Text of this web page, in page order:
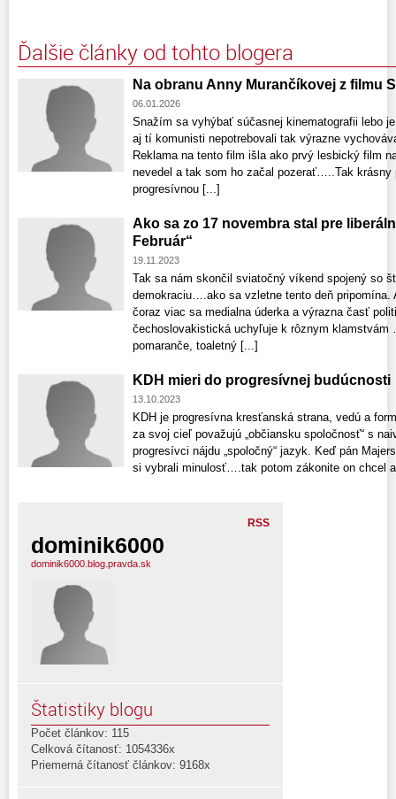
Ďalšie články od tohto blogera
Na obranu Anny Murančíkovej z filmu
06.01.2026
Snažím sa vyhýbať súčasnej kinematografii lebo
aj tí komunisti nepotrebovali tak výrazne
Reklama na tento film išla ako prvý lesbický film
nevedel a tak som ho začal pozerať…..Tak krásny
progresívnou [...]
Ako sa zo 17 novembra stal pre
Február“
19.11.2023
Tak sa nám skončil sviatočný víkend spojený so
demokraciu….ako sa vzletne tento deň
čoraz viac sa medialna úderka a výrazna časť
čechoslovakistická uchyľuje k rôznym
pomaranče, toaletný [...]
KDH mieri do progresívnej budúcnosti
13.10.2023
KDH je progresívna kresťanská strana, vedú a
za svoj cieľ považujú „občiansku spoločnosť“ s
progresívci nájdu „spoločný“ jazyk. Keď pán
si vybrali minulosť….tak potom zákonite on chcel
RSS
dominik6000
dominik6000.blog.pravda.sk
Štatistiky blogu
Počet článkov: 115
Celková čítanosť: 1054336x
Priemerná čítanosť článkov: 9168x